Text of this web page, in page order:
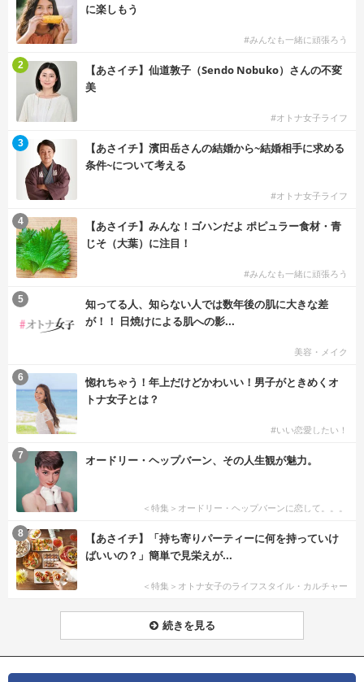
に楽しもう
#みんなも一緒に頑張ろう
【あさイチ】仙道敦子（Sendo Nobuko）さんの不変
美
#オトナ女子ライフ
2
【あさイチ】濱田岳さんの結婚から~結婚相手に求める
条件~について考える
#オトナ女子ライフ
3
【あさイチ】みんな！ゴハンだよ ポピュラー食材・青
じそ（大葉）に注目！
#みんなも一緒に頑張ろう
4
知ってる人、知らない人では数年後の肌に大きな差
が！！ 日焼けによる肌への影...
美容・メイク
5
惚れちゃう！年上だけどかわいい！男子がときめくオ
トナ女子とは？
#いい恋愛したい！
6
オードリー・ヘップバーン、その人生観が魅力。
＜特集＞オードリー・ヘップバーンに恋して。。。
7
【あさイチ】「持ち寄りパーティーに何を持っていけ
ばいいの？」簡単で見栄えが...
＜特集＞オトナ女子のライフスタイル・カルチャー
8
続きを見る